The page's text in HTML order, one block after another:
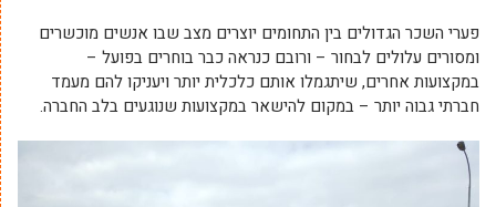
פערי השכר הגדולים בין התחומים יוצרים מצב שבו אנשים מוכשרים
ומסורים עלולים לבחור – ורובם כנראה כבר בוחרים בפועל –
במקצועות אחרים, שיתגמלו אותם כלכלית יותר ויעניקו להם מעמד
חברתי גבוה יותר – במקום להישאר במקצועות שנוגעים בלב החברה.